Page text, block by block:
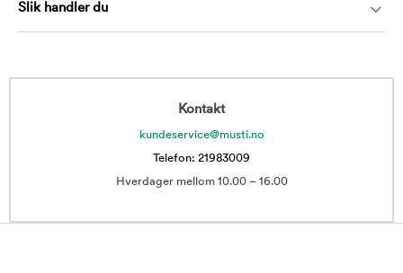
Slik handler du
Kontakt
kundeservice@musti.no
Telefon: 21983009
Hverdager mellom 10.00 – 16.00